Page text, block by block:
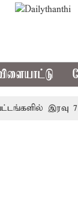
இரவு 7